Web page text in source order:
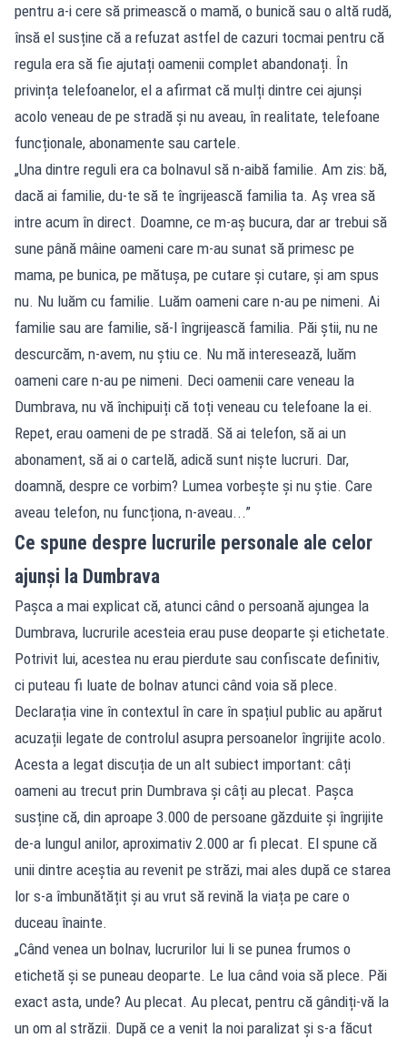
pentru a-i cere să primească o mamă, o bunică sau o altă rudă,
însă el susține că a refuzat astfel de cazuri tocmai pentru că
regula era să fie ajutați oamenii complet abandonați. În
privința telefoanelor, el a afirmat că mulți dintre cei ajunși
acolo veneau de pe stradă și nu aveau, în realitate, telefoane
funcționale, abonamente sau cartele.
„Una dintre reguli era ca bolnavul să n-aibă familie. Am zis: bă,
dacă ai familie, du-te să te îngrijească familia ta. Aș vrea să
intre acum în direct. Doamne, ce m-aș bucura, dar ar trebui să
sune până mâine oameni care m-au sunat să primesc pe
mama, pe bunica, pe mătușa, pe cutare și cutare, și am spus
nu. Nu luăm cu familie. Luăm oameni care n-au pe nimeni. Ai
familie sau are familie, să-l îngrijească familia. Păi știi, nu ne
descurcăm, n-avem, nu știu ce. Nu mă interesează, luăm
oameni care n-au pe nimeni. Deci oamenii care veneau la
Dumbrava, nu vă închipuiți că toți veneau cu telefoane la ei.
Repet, erau oameni de pe stradă. Să ai telefon, să ai un
abonament, să ai o cartelă, adică sunt niște lucruri. Dar,
doamnă, despre ce vorbim? Lumea vorbește și nu știe. Care
aveau telefon, nu funcționa, n-aveau...”
Ce spune despre lucrurile personale ale celor
ajunși la Dumbrava
Pașca a mai explicat că, atunci când o persoană ajungea la
Dumbrava, lucrurile acesteia erau puse deoparte și etichetate.
Potrivit lui, acestea nu erau pierdute sau confiscate definitiv,
ci puteau fi luate de bolnav atunci când voia să plece.
Declarația vine în contextul în care în spațiul public au apărut
acuzații legate de controlul asupra persoanelor îngrijite acolo.
Acesta a legat discuția de un alt subiect important: câți
oameni au trecut prin Dumbrava și câți au plecat. Pașca
susține că, din aproape 3.000 de persoane găzduite și îngrijite
de-a lungul anilor, aproximativ 2.000 ar fi plecat. El spune că
unii dintre aceștia au revenit pe străzi, mai ales după ce starea
lor s-a îmbunătățit și au vrut să revină la viața pe care o
duceau înainte.
„Când venea un bolnav, lucrurilor lui li se punea frumos o
etichetă și se puneau deoparte. Le lua când voia să plece. Păi
exact asta, unde? Au plecat. Au plecat, pentru că gândiți-vă la
un om al străzii. După ce a venit la noi paralizat și s-a făcut